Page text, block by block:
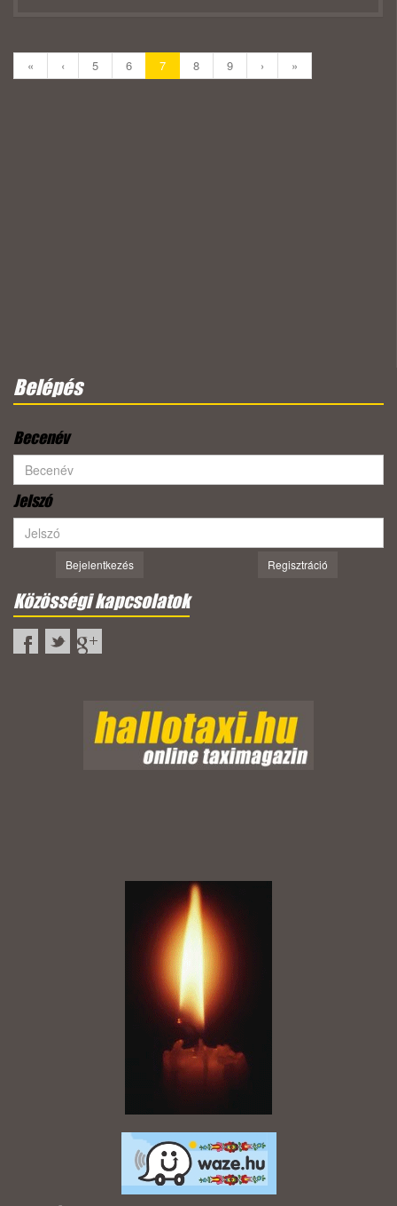
« ‹ 5 6 7 8 9 › »
Belépés
Becenév
Jelszó
Bejelentkezés Regisztráció
Közösségi kapcsolatok